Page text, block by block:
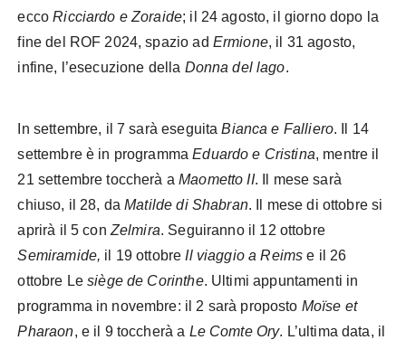
eccoRicciardo e Zoraide; il 24 agosto, il giorno dopo la
fine del ROF 2024, spazio ad Ermione, il 31 agosto,
infine, l’esecuzione della Donna del lago.
In settembre, il 7 sarà eseguitaBianca e Falliero. Il 14
settembre è in programmaEduardo e Cristina, mentre il
21 settembre toccherà aMaometto II. Il mese sarà
chiuso, il 28, daMatilde di Shabran. Il mese di ottobre si
aprirà il 5 con Zelmira. Seguiranno il 12 ottobre
Semiramide, il 19 ottobre Il viaggio a Reims e il 26
ottobre Lesiège de Corinthe. Ultimi appuntamenti in
programma in novembre: il 2 sarà proposto Moïse et
Pharaon, e il 9 toccherà a Le Comte Ory. L’ultima data, il